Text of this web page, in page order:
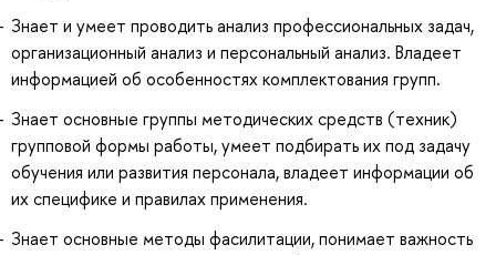
Знает и умеет проводить анализ профессиональных задач,
организационный анализ и персональный анализ. Владеет
информацией об особенностях комплектования групп.
Знает основные группы методических средств (техник)
групповой формы работы, умеет подбирать их под задачу
обучения или развития персонала, владеет информации об
их специфике и правилах применения.
Знает основные методы фасилитации, понимает важность